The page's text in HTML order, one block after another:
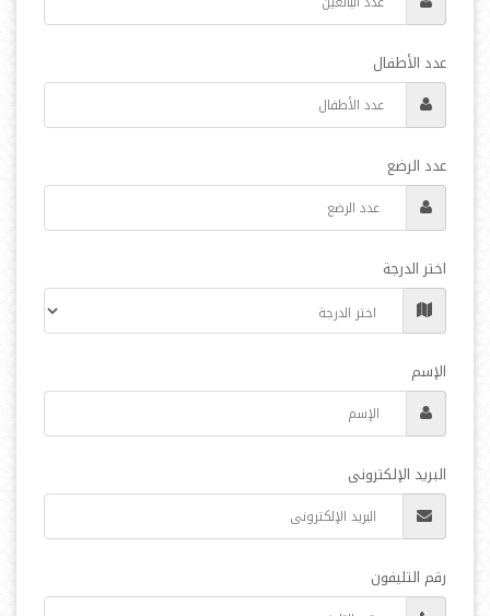
عدد الأطفال
عدد الرضع
اختر الدرجة
الإسم
البريد الإلكترونى
رقم التليفون